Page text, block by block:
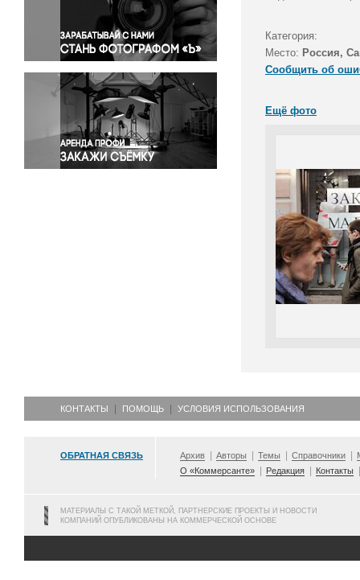
Правосудие
Происшествия и конфликты
Религия
Светская жизнь
Спорт
Экология
Экономика и бизнес
Категория:
Место: Россия,
Сообщить об
Ещё фото
КОНТАКТЫ ПОМОЩЬ УСЛОВИЯ ИСПОЛЬЗОВАНИЯ
ОБРАТНАЯ СВЯЗЬ Архив Авторы Темы Справочники
О «Коммерсанте»
Редакция Контакты
МАТЕРИАЛЫ С ТАКОЙ МЕТКОЙ, ПАРТНЕРСКИЕ ПРОЕКТЫ И НОВОСТИ
КОМПАНИЙ ОПУБЛИКОВАНЫ НА КОММЕРЧЕСКОЙ ОСНОВЕ